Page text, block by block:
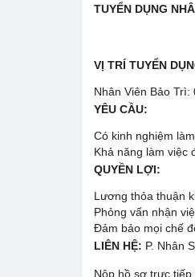
TUYỂN DỤNG
VỊ TRÍ TUYỂN
Nhân Viên Bảo
YÊU CẦU:
Có kinh nghiệm
Khả năng làm việc
QUYỀN LỢI:
Lương thỏa thuận
Phỏng vấn nhận
Đảm bảo mọi chế
LIÊN HỆ: P. Nhân
Nộp hồ sơ trực tiếp